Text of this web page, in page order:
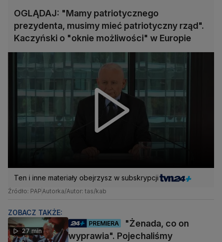
OGLĄDAJ: "Mamy patriotycznego
prezydenta, musimy mieć patriotyczny rząd".
Kaczyński o "oknie możliwości" w Europie
Ten i inne materiały obejrzysz w subskrypcji
Źródło: PAPAutorka/Autor: tas/kab
ZOBACZ TAKŻE:
27 min
PREMIERA
"Żenada, co on
wyprawia". Pojechaliśmy